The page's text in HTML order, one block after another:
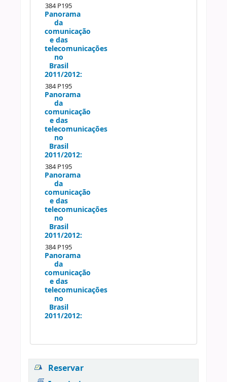
384 P195
Panorama
da
comunicação
e das
telecomunicações
no
Brasil
2011/2012:
384 P195
Panorama
da
comunicação
e das
telecomunicações
no
Brasil
2011/2012:
384 P195
Panorama
da
comunicação
e das
telecomunicações
no
Brasil
2011/2012:
384 P195
Panorama
da
comunicação
e das
telecomunicações
no
Brasil
2011/2012:
Reservar